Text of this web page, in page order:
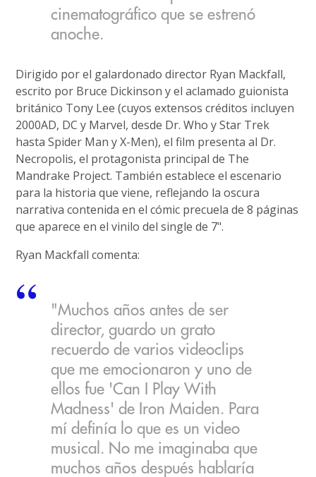
cinematográfico que se estrenó
anoche.
Dirigido por el galardonado director Ryan Mackfall,
escrito por Bruce Dickinson y el aclamado guionista
británico Tony Lee (cuyos extensos créditos incluyen
2000AD, DC y Marvel, desde Dr. Who y Star Trek
hasta Spider Man y X-Men), el film presenta al Dr.
Necropolis, el protagonista principal de The
Mandrake Project. También establece el escenario
para la historia que viene, reflejando la oscura
narrativa contenida en el cómic precuela de 8 páginas
que aparece en el vinilo del single de 7".
Ryan Mackfall comenta:
"Muchos años antes de ser
director, guardo un grato
recuerdo de varios videoclips
que me emocionaron y uno de
ellos fue 'Can I Play With
Madness' de Iron Maiden. Para
mí definía lo que es un video
musical. No me imaginaba que
muchos años después hablaría